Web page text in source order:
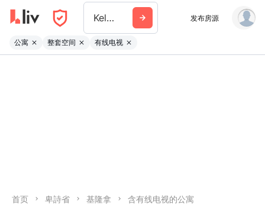
Kelowna 发布房源
公寓 整套空间 有线电视
首页 卑詩省 基隆拿 含有线电视的公寓